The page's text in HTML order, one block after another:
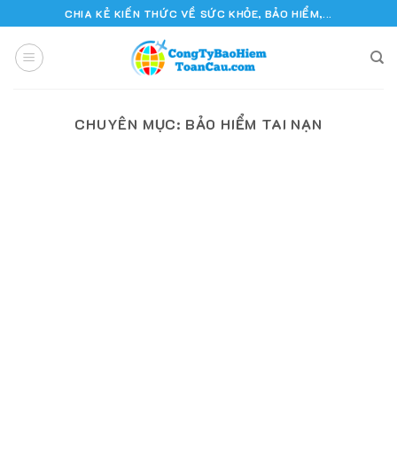
to
content
CHIA KẺ KIẾN THỨC VỀ SỨC KHỎE, BẢO HIỂM,...
CHUYÊN MỤC: BẢO HIỂM TAI NẠN